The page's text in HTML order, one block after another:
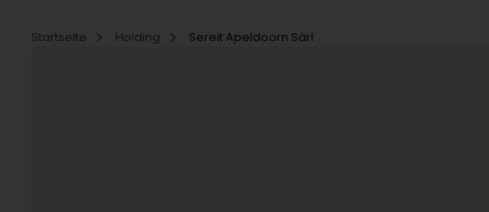
Startseite
Holding Sereit Apeldoorn Sàrl